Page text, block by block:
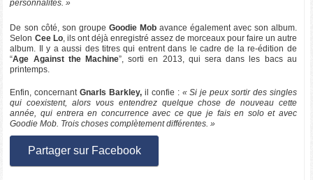
personnalités. »
De son côté, son groupe Goodie Mobavance également avec son album.
Selon Cee Lo, ils ont déjà enregistré assez de morceaux pour faire un autre
album. Il y a aussi des titres qui entrent dans le cadre de la re-édition de
“Age Against the Machine”, sorti en 2013, qui sera dans les bacs au
printemps.
Enfin, concernantGnarls Barkley, il confie :« Si je peux sortir des singles
qui coexistent, alors vous entendrez quelque chose de nouveau cette
année, qui entrera en concurrence avec ce que je fais en solo et avec
Goodie Mob. Trois choses complètement différentes. »
Partager sur Facebook